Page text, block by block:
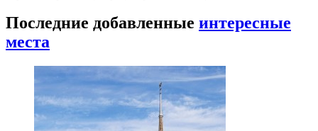
Последние добавленные интересные
места